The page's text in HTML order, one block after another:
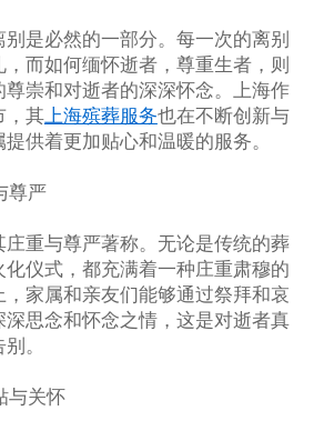
是必然的一部分。每一次的离别
而如何缅怀逝者，尊重生者，则
崇和对逝者的深深怀念。上海作
，其上海殡葬服务也在不断创新与
供着更加贴心和温暖的服务。
尊严
重与尊严著称。无论是传统的葬
仪式，都充满着一种庄重肃穆的
家属和亲友们能够通过祭拜和哀
思念和怀念之情，这是对逝者真
。
与关怀